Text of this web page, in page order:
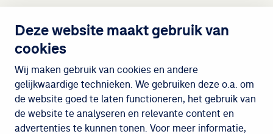
Deze website maakt gebruik van
cookies
Wij maken gebruik van cookies en andere
gelijkwaardige technieken. We gebruiken deze o.a. om
de website goed te laten functioneren, het gebruik van
de website te analyseren en relevante content en
advertenties te kunnen tonen. Voor meer informatie,
Wijken
Meedoen